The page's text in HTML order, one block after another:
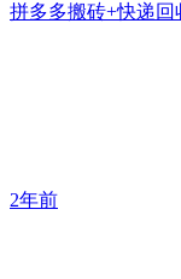
拼多多搬砖+快递回
2年前